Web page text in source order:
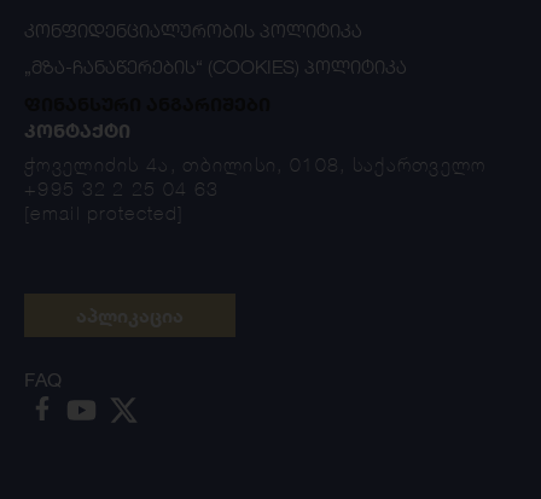
ᲙᲝᲜᲤᲘᲓᲔᲜᲪᲘᲐᲚᲣᲠᲝᲑᲘᲡ ᲞᲝᲚᲘᲢᲘᲙᲐ
„ᲛᲖᲐ-ᲩᲐᲜᲐᲬᲔᲠᲔᲑᲘᲡ“ (COOKIES) ᲞᲝᲚᲘᲢᲘᲙᲐ
ᲙᲝᲜᲢᲐᲥᲢᲘ
ჭოველიძის 4ა, თბილისი, 0108, საქართველო
+995 32 2 25 04 63
[email protected]
FAQ